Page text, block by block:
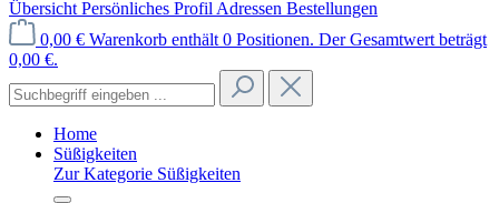
Übersicht Persönliches Profil Adressen Bestellungen
0,00 € Warenkorb enthält 0 Positionen. Der Gesamtwert beträgt
0,00 €.
Home
Süßigkeiten
Zur Kategorie Süßigkeiten